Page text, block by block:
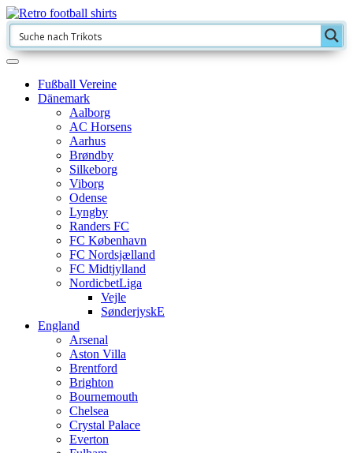
Fußball Vereine
Dänemark
Aalborg
AC Horsens
Aarhus
Brøndby
Silkeborg
Viborg
Odense
Lyngby
Randers FC
FC København
FC Nordsjælland
FC Midtjylland
NordicbetLiga
Vejle
SønderjyskE
England
Arsenal
Aston Villa
Brentford
Brighton
Bournemouth
Chelsea
Crystal Palace
Everton